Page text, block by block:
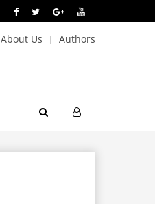
About Us Authors